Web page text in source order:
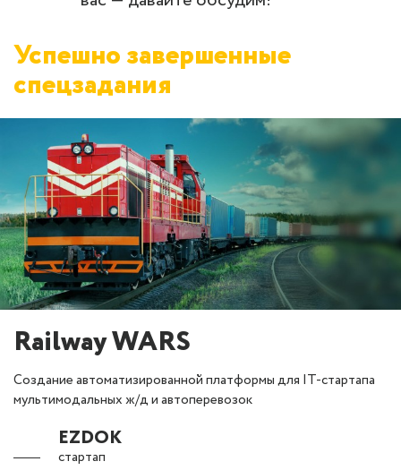
Успешно завершенные
спецзадания
Railway WARS
Создание автоматизированной платформы для IT-стартапа
мультимодальных ж/д и автоперевозок
EZDOK
стартап